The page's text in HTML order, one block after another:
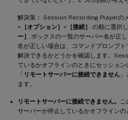
解決策： Session Recording Playerのメ
> ［オプション］ > ［接続］ の順に選択し
ー］
ボックスの一覧のサーバー名が正
名が正しい場合は、コマンドプロンプ
解決できるかどうかを確認します。
ているかオフラインのときにセッション
「 リモートサーバーに接続できません
ます。
リモートサーバーに接続できません。
サーバーが停止しているかオフラインの